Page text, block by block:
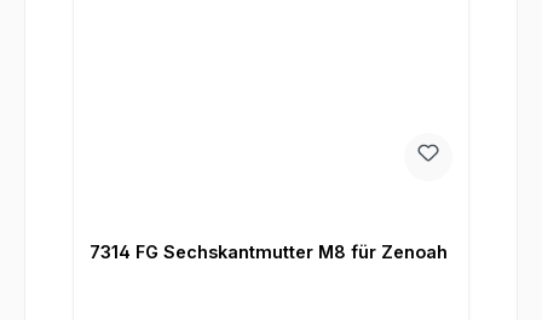
7314 FG Sechskantmutter M8 für Zenoah